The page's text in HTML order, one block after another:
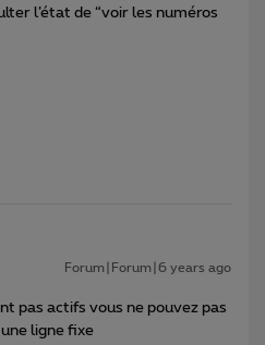
l’état de “voir les numéros
Forum|Forum|6 years ago
pas actifs vous ne pouvez pas
ligne fixe